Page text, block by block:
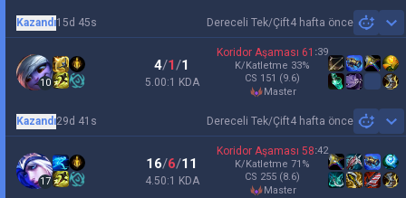
Dereceli Tek/Çift4 hafta önce
Kazandı15d 45s
10
4/1/1
5.00:1 KDA
Koridor Aşaması 61 :39
K/Katletme 33%
CS 151 (9.6)
master
Dereceli Tek/Çift4 hafta önce
Kazandı29d 41s
17
16/6/11
4.50:1 KDA
Koridor Aşaması 58:42
K/Katletme 71 %
CS 255 (8.6)
master